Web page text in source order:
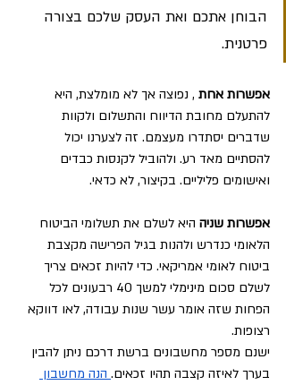
הבוחן אתכם ואת העסק שלכם בצורה
פרטנית.
אפשרות אחת , נפוצה אך לא מומלצת, היא
להתעלם מחובת הדיווח והתשלום ולקוות
שדברים יסתדרו מעצמם. זה לצערנו יכול
להסתיים מאד רע. ולהוביל לקנסות כבדים
ואישומים פליליים. בקיצור, לא כדאי.
אפשרות שניה היא לשלם את תשלומי הביטוח
הלאומי כנדרש ולהנות בגיל הפרישה מקצבת
ביטוח לאומי אמריקאי. כדי להיות זכאים צריך
לשלם סכום מינימלי למשך 40 רבעונים לכל
הפחות שזה אומר עשר שנות עבודה, לאו דווקא
רצופות.
ישנם מספר מחשבונים ברשת דרכם ניתן להבין
בערך לאיזה קצבה תהיו זכאים. הנה מחשבון